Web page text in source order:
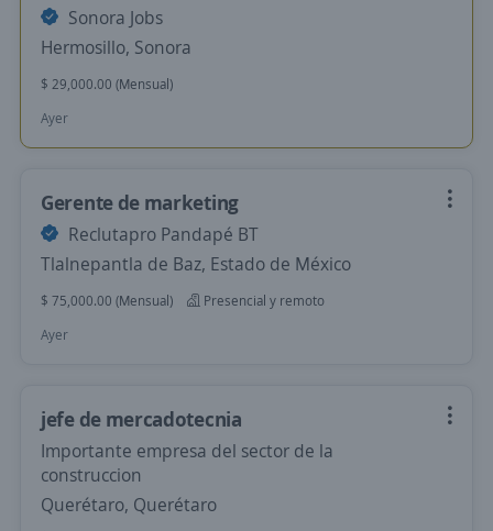
Sonora Jobs
Hermosillo, Sonora
$ 29,000.00 (Mensual)
Ayer
Gerente de marketing
Reclutapro Pandapé BT
Tlalnepantla de Baz, Estado de México
$ 75,000.00 (Mensual)
Presencial y remoto
Ayer
jefe de mercadotecnia
Importante empresa del sector de la
construccion
Querétaro, Querétaro